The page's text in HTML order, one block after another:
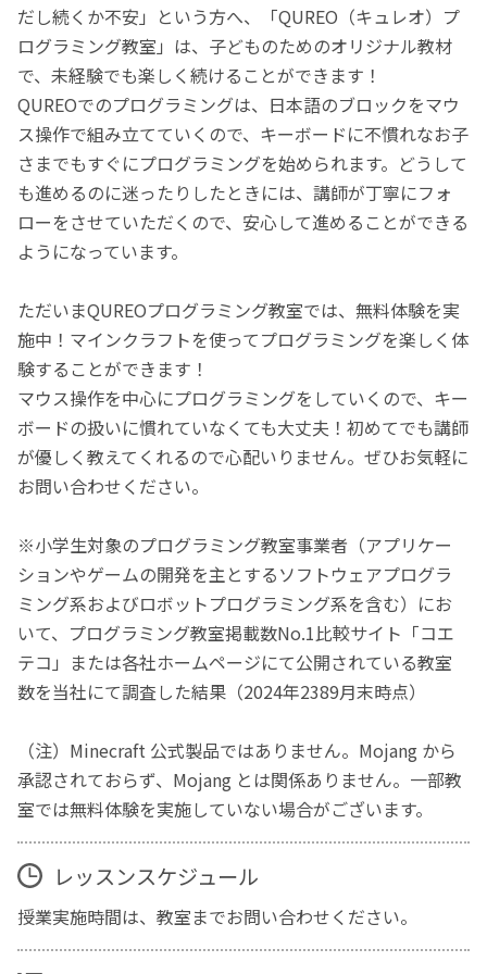
だし続くか不安」という方へ、「QUREO（キュレオ）プ
ログラミング教室」は、子どものためのオリジナル教材
で、未経験でも楽しく続けることができます！
QUREOでのプログラミングは、日本語のブロックをマウ
ス操作で組み立てていくので、キーボードに不慣れなお子
さまでもすぐにプログラミングを始められます。どうして
も進めるのに迷ったりしたときには、講師が丁寧にフォ
ローをさせていただくので、安心して進めることができる
ようになっています。
ただいまQUREOプログラミング教室では、無料体験を実
施中！マインクラフトを使ってプログラミングを楽しく体
験することができます！
マウス操作を中心にプログラミングをしていくので、キー
ボードの扱いに慣れていなくても大丈夫！初めてでも講師
が優しく教えてくれるので心配いりません。ぜひお気軽に
お問い合わせください。
※小学生対象のプログラミング教室事業者（アプリケー
ションやゲームの開発を主とするソフトウェアプログラ
ミング系およびロボットプログラミング系を含む）にお
いて、プログラミング教室掲載数No.1比較サイト「コエ
テコ」または各社ホームページにて公開されている教室
数を当社にて調査した結果（2024年2389月末時点）
（注）Minecraft 公式製品ではありません。Mojang から
承認されておらず、Mojang とは関係ありません。一部教
室では無料体験を実施していない場合がございます。
レッスンスケジュール
授業実施時間は、教室までお問い合わせください。